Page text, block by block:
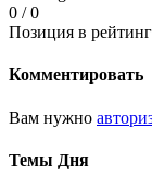
0 / 0
Позиция в
Комментировать
Вам нужно
Темы Дня